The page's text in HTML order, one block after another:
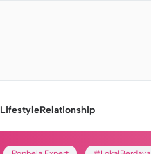
LifestyleRelationship